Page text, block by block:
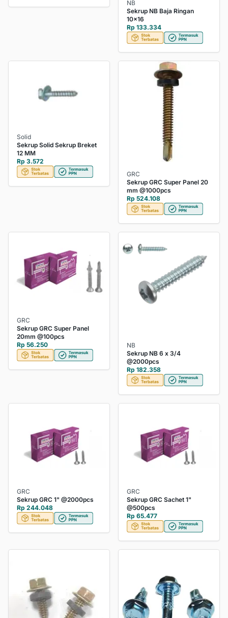
NB
Sekrup NB Baja Ringan
10x16
Rp 133.334
Solid
Sekrup Solid Sekrup Breket
12 MM
Rp 3.572
GRC
Sekrup GRC Super Panel 20
mm @1000pcs
Rp 524.108
GRC
Sekrup GRC Super Panel
20mm @100pcs
Rp 56.250
NB
Sekrup NB 6 x 3/4
@2000pcs
Rp 182.358
GRC
Sekrup GRC 1" @2000pcs
Rp 244.048
GRC
Sekrup GRC Sachet 1"
@500pcs
Rp 65.477